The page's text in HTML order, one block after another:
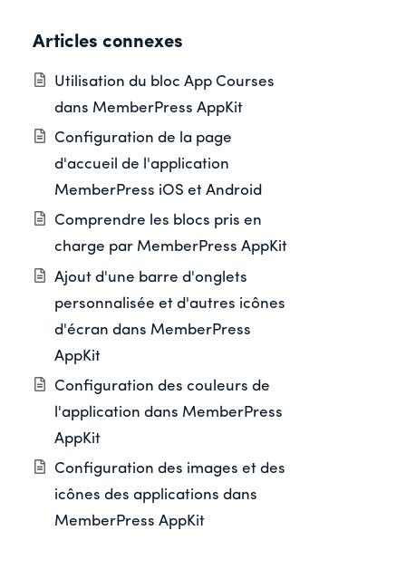
Articles connexes
Utilisation du bloc App Courses
dans MemberPress AppKit
Configuration de la page
d'accueil de l'application
MemberPress iOS et Android
Comprendre les blocs pris en
charge par MemberPress AppKit
Ajout d'une barre d'onglets
personnalisée et d'autres icônes
d'écran dans MemberPress
AppKit
Configuration des couleurs de
l'application dans MemberPress
AppKit
Configuration des images et des
icônes des applications dans
MemberPress AppKit